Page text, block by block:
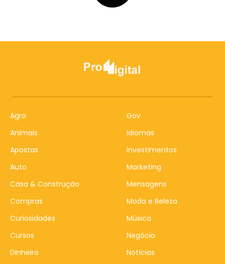
Agro
Animais
Apostas
Auto
Casa & Construção
Compras
Curiosidades
Cursos
Dinheiro
Gov
Idiomas
Investimentos
Marketing
Mensagens
Moda e Beleza
Música
Negócio
Notícias